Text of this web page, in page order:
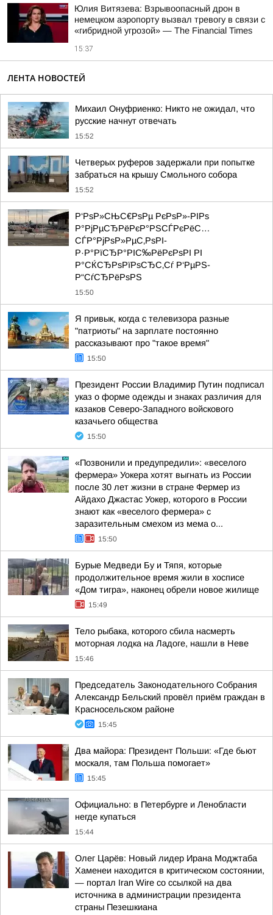
Юлия Витязева: Взрывоопасный дрон в
немецком аэропорту вызвал тревогу в связи с
«гибридной угрозой» — The Financial Times
15:37
ЛЕНТА НОВОСТЕЙ
Михаил Онуфриенко: Никто не ожидал, что
русские начнут отвечать
15:52
Четверых руферов задержали при попытке
забраться на крышу Смольного собора
15:52
Р‘РѕР»СЊС€РѕРµ РєРѕР»-РІРѕ
Р°РјРµСЂРёРєР°РЅСЃРєРёС…
СЃР°РјРѕР»РµС‚РѕРІ-
Р·Р°РїСЂР°РІС‰РёРєРѕРІ РІ
Р°СЌСЂРѕРїРѕСЂС‚Сѓ Р‘РµРЅ-
Р“СѓСЂРёРѕРЅ
15:50
Я привык, когда с телевизора разные
"патриоты" на зарплате постоянно
рассказывают про "такое время"
15:50
Президент России Владимир Путин подписал
указ о форме одежды и знаках различия для
казаков Северо-Западного войскового
казачьего общества
15:50
«Позвонили и предупредили»: «веселого
фермера» Уокера хотят выгнать из России
после 30 лет жизни в стране Фермер из
Айдахо Джастас Уокер, которого в России
знают как «веселого фермера» с
заразительным смехом из мема о...
15:50
Бурые Медведи Бу и Тяпя, которые
продолжительное время жили в хосписе
«Дом тигра», наконец обрели новое жилище
15:49
Тело рыбака, которого сбила насмерть
моторная лодка на Ладоге, нашли в Неве
15:46
Председатель Законодательного Собрания
Александр Бельский провёл приём граждан в
Красносельском районе
15:45
Два майора: Президент Польши: «Где бьют
москаля, там Польша помогает»
15:45
Официально: в Петербурге и Ленобласти
негде купаться
15:44
Олег Царёв: Новый лидер Ирана Моджтаба
Хаменеи находится в критическом состоянии,
— портал Iran Wire со ссылкой на два
источника в администрации президента
страны Пезешкиана